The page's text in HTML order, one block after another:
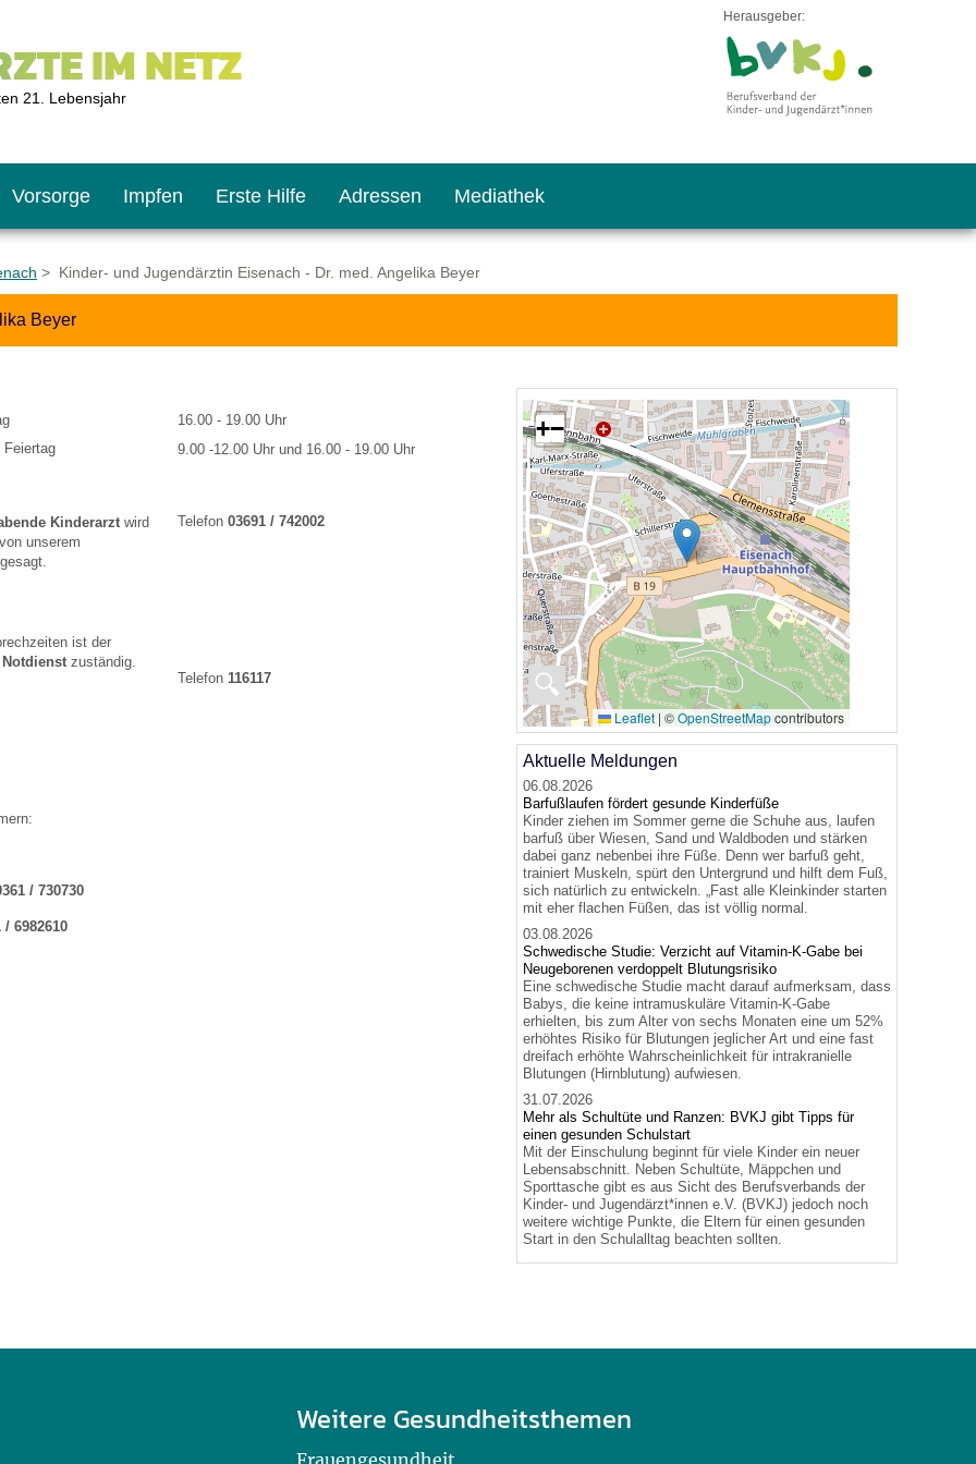
IM NETZ
21. Lebensjahr
Herausgeber:
Vorsorge Impfen Erste Hilfe Adressen Mediathek
Bildschirmmediengebrauch
> Kinder- und Jugendärztin Eisenach - Dr. med. Angelika Beyer
Beyer
16.00 - 19.00 Uhr
9.00 -12.00 Uhr und 16.00 - 19.00 Uhr
Kinderarzt wird
unserem
Telefon 03691 / 742002
ist der
zuständig.
Telefon 116117
/ 730730
6982610
🔍
+−
Leaflet | ©OpenStreetMapcontributors
Aktuelle Meldungen
06.08.2026
Barfußlaufen fördert gesunde Kinderfüße
Kinder ziehen im Sommer gerne die Schuhe aus, laufen
barfuß über Wiesen, Sand und Waldboden und stärken
dabei ganz nebenbei ihre Füße. Denn wer barfuß geht,
trainiert Muskeln, spürt den Untergrund und hilft dem Fuß,
sich natürlich zu entwickeln. „Fast alle Kleinkinder starten
mit eher flachen Füßen, das ist völlig normal.
03.08.2026
Schwedische Studie: Verzicht auf Vitamin-K-Gabe bei
Neugeborenen verdoppelt Blutungsrisiko
Eine schwedische Studie macht darauf aufmerksam, dass
Babys, die keine intramuskuläre Vitamin-K-Gabe
erhielten, bis zum Alter von sechs Monaten eine um 52%
erhöhtes Risiko für Blutungen jeglicher Art und eine fast
dreifach erhöhte Wahrscheinlichkeit für intrakranielle
Blutungen (Hirnblutung) aufwiesen.
31.07.2026
Mehr als Schultüte und Ranzen: BVKJ gibt Tipps für
einen gesunden Schulstart
Mit der Einschulung beginnt für viele Kinder ein neuer
Lebensabschnitt. Neben Schultüte, Mäppchen und
Sporttasche gibt es aus Sicht des Berufsverbands der
Kinder- und Jugendärzt*innen e.V. (BVKJ) jedoch noch
weitere wichtige Punkte, die Eltern für einen gesunden
Start in den Schulalltag beachten sollten.
Weitere Gesundheitsthemen
Frauengesundheit